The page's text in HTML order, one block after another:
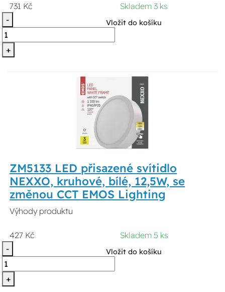
731 Kč
Skladem 3 ks
-
+
Vložit do košíku
ZM5133 LED přisazené svítidlo
NEXXO, kruhové, bílé, 12,5W, se
změnou CCT EMOS Lighting
Výhody produktu
427 Kč
Skladem 5 ks
-
+
Vložit do košíku